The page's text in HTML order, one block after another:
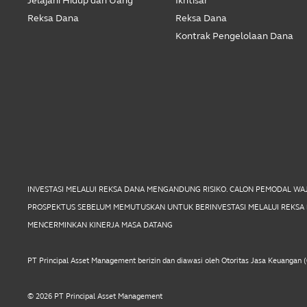
Reksa Dana
Reksa Dana
Kontrak Pengelolaan Dana
INVESTASI MELALUI REKSA DANA MENGANDUNG RISIKO. CALON PEMODAL
PROSPEKTUS SEBELUM MEMUTUSKAN UNTUK BERINVESTASI MELALUI
MENCERMINKAN KINERJA MASA DATANG
PT Principal Asset Management berizin dan diawasi oleh Otoritas Jasa Keuangan
© 2026 PT Principal Asset Management